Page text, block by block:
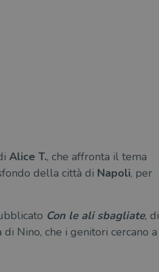
Alice T., che affronta il tema
della città di Napoli, per
Con le ali sbagliate, di
di Nino, che i genitori cercano a